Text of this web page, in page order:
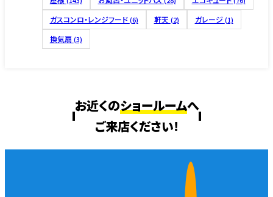
ガスコンロ・レンジフード (6) 軒天 (2) ガレージ (1)
換気扇 (3)
お近くのショールームへ
ご来店ください!